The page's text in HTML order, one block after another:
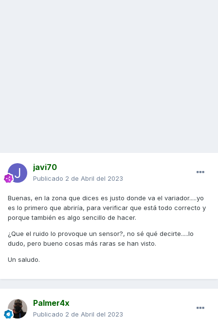
javi70
Publicado 2 de Abril del 2023
Buenas, en la zona que dices es justo donde va el variador.....yo
es lo primero que abriría, para verificar que está todo correcto y
porque también es algo sencillo de hacer.
¿Que el ruido lo provoque un sensor?, no sé qué decirte.....lo
dudo, pero bueno cosas más raras se han visto.
Un saludo.
Palmer4x
Publicado 2 de Abril del 2023